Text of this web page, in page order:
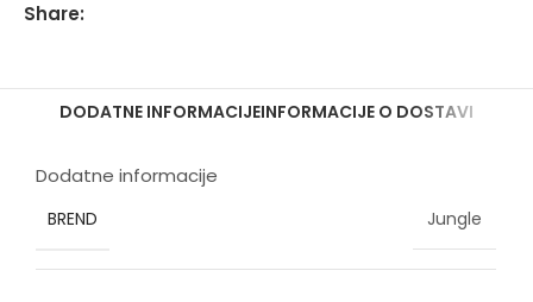
Share:
DODATNE INFORMACIJEINFORMACIJE O DOSTAVI
Dodatne informacije
BREND Jungle